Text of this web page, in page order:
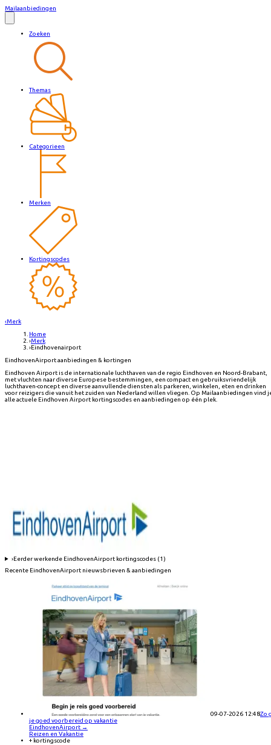
Mailaanbiedingen
Zoeken
Themas
Categorieen
Merken
Kortingscodes
‹Merk
Home
›Merk
›Eindhovenairport
EindhovenAirport aanbiedingen & kortingen
Eindhoven Airport is de internationale luchthaven van de regio Eindhoven en Noord-Brabant,
met vluchten naar diverse Europese bestemmingen, een compact en gebruiksvriendelijk
luchthaven-concept en diverse aanvullende diensten als parkeren, winkelen, eten en drinken
voor reizigers die vanuit het zuiden van Nederland willen vliegen. Op Mailaanbiedingen vind
alle actuele Eindhoven Airport kortingscodes en aanbiedingen op één plek.
›Eerder werkende EindhovenAirportkortingscodes (1)
Recente EindhovenAirport nieuwsbrieven & aanbiedingen
09-07-2026 12:48Zo
je goed voorbereid op vakantie
EindhovenAirport →
Reizen en Vakantie
+ kortingscode